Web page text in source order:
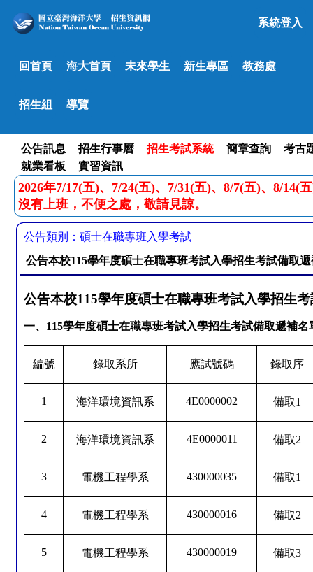
回首頁 海大首頁 未來學生 新生專區 教務處
招生組 導覽
系統登入
公告訊息 招生行事曆 招生考試系統 簡章查詢
考古
就業看板
實習資訊
2026年7/17(五)、7/24(五)、7/31(五)、8/7(五)、8/14(
沒有上班，不便之處，敬請見諒。
公告類別：碩士在職專班入學考試
公告本校115學年度碩士在職專班考試入學招生考試備取
公告本校115學年度碩士在職專班考試入學招生
一、 115學年度碩士在職專班考試入學招生考試備取遞補名
編號 錄取系所 應試號碼 錄取序
1 海洋環境資訊系 4E0000002 備取1
2 海洋環境資訊系 4E0000011 備取2
3 電機工程學系 430000035 備取1
4 電機工程學系 430000016 備取2
5 電機工程學系 430000019 備取3